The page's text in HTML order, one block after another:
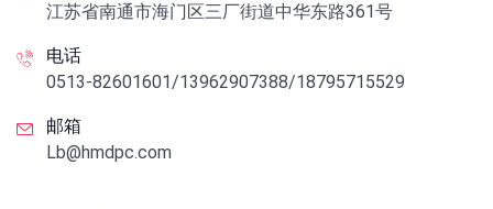
江苏省南通市海门区三厂街道中华东路361号
电话
0513-82601601/13962907388/18795715529
邮箱
Lb@hmdpc.com